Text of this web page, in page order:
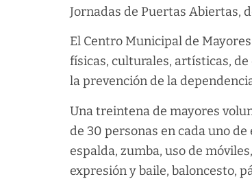
Jornadas de Puertas Abiertas,
El Centro Municipal de
físicas, culturales, artísticas,
la prevención de la
Una treintena de mayores
de 30 personas en cada uno
espalda, zumba, uso de
expresión y baile, baloncesto,